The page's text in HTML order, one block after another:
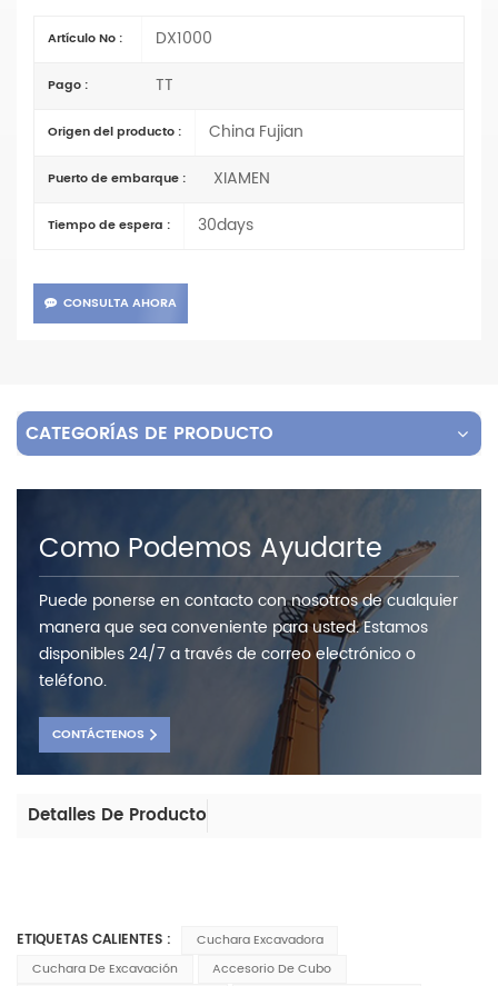
Artículo No : DX1000
Pago : TT
Origen del producto : China Fujian
Puerto de embarque : XIAMEN
Tiempo de espera : 30days
CONSULTA AHORA
CATEGORÍAS DE PRODUCTO
Como Podemos Ayudarte
Puede ponerse en contacto con nosotros de cualquier
manera que sea conveniente para usted. Estamos
disponibles 24/7 a través de correo electrónico o
teléfono.
CONTÁCTENOS
Detalles De Producto
ETIQUETAS CALIENTES :
Cuchara Excavadora
Cuchara De Excavación
Accesorio De Cubo